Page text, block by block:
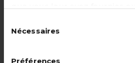
services. Vous pouvez à tout
duNécessaires
Préférences
Adhésion étudiant,